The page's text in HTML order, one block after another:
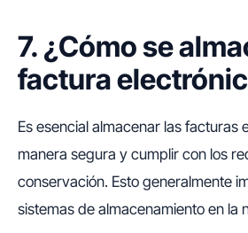
7. ¿Cómo se
factura
Es esencial almacenar las facturas
manera segura y cumplir con los
conservación. Esto generalmente
sistemas de almacenamiento en la